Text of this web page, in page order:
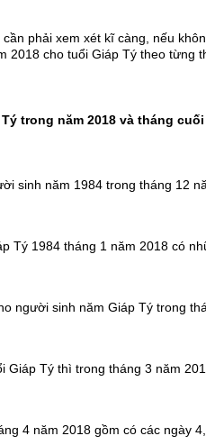
phải xem xét kĩ càng, nếu
2018 cho tuổi Giáp Tý theo từng
trong năm 2018 và tháng
sinh năm 1984 trong tháng 12
Tý 1984 tháng 1 năm 2018 có
người sinh năm Giáp Tý trong
Giáp Tý thì trong tháng 3 năm
4 năm 2018 gồm có các ngày